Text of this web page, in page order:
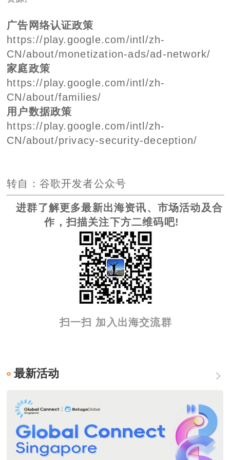
广告网络认证政策
https://play.google.com/intl/zh-
CN/about/monetization-ads/ad-network/
家庭政策
https://play.google.com/intl/zh-
CN/about/families/
用户数据政策
https://play.google.com/intl/zh-
CN/about/privacy-security-deception/
转自：谷歌开发者公众号
进群了解更多最新出海资讯、市场活动及合
作，扫描关注下方二维码吧!
扫一扫 加入出海交流群
最新活动